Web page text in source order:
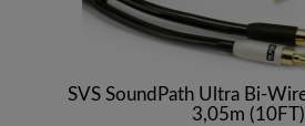
SVS SoundPath Ultra Bi-
3,05m (10FT)